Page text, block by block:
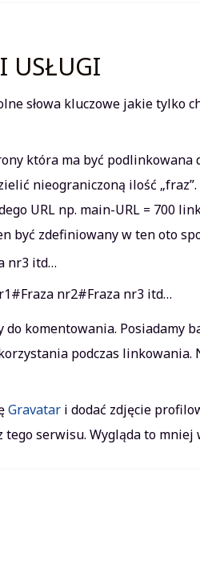
USŁUGI
słowa kluczowe jakie tylko
która ma być podlinkowana
nieograniczoną ilość
URL np. main-URL = 700
być zdefiniowany w ten oto
nr3 itd…
nr2#Fraza nr3 itd…
komentowania. Posiadamy
podczas
Gravatar i dodać zdjęcie
serwisu. Wygląda to mniej